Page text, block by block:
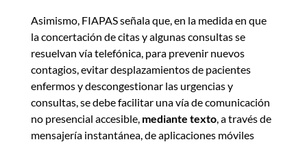
Asimismo, FIAPAS señala que, en la medida en que
la concertación de citas y algunas consultas se
resuelvan vía telefónica, para prevenir nuevos
contagios, evitar desplazamientos de pacientes
enfermos y descongestionar las urgencias y
consultas, se debe facilitar una vía de comunicación
no presencial accesible, mediante texto, a través de
mensajería instantánea, de aplicaciones móviles